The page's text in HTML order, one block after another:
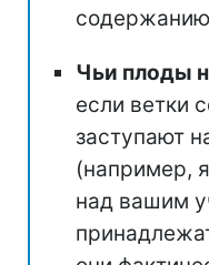
содержанию
Чьи плоды
если ветки
заступают
(например,
над вашим